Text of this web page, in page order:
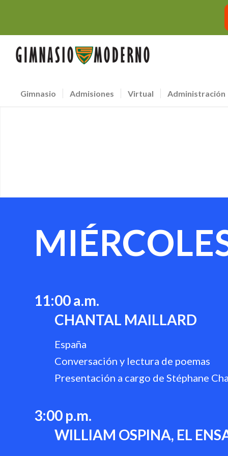
Gimnasio Admisiones Virtual Administración
11:00 a.m.
CHANTAL MAILLARD
España
Conversación y lectura de poemas
Presentación a cargo de Stéphane
3:00 p.m.
WILLIAM OSPINA, EL